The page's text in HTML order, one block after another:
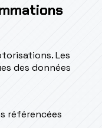
Les
des données
référencées